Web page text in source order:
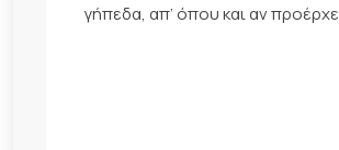
γήπεδα, απ’ όπου και αν